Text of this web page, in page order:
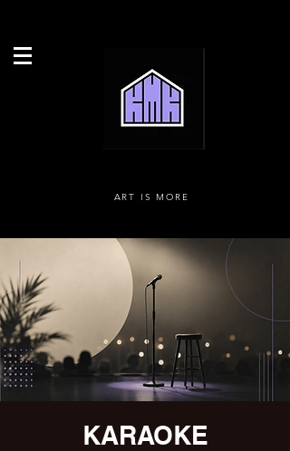
ART IS MORE
KARAOKE